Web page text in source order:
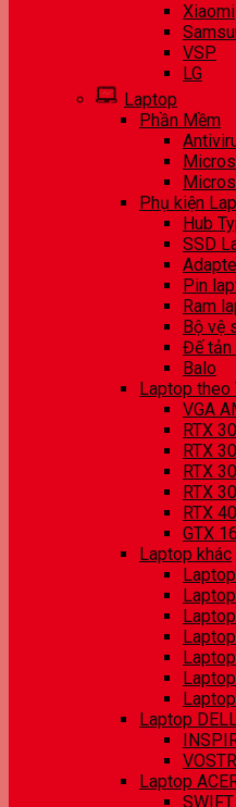
Xiaomi
VSP
LG
Laptop
Phần Mềm
Phụ kiện
Hub
SSD
Pin
Ram
Bộ vệ
Đế tản
Balo
Laptop theo
VGA
RTX
RTX
RTX
RTX
RTX
GTX
Laptop khác
Laptop
Laptop
SWIFT